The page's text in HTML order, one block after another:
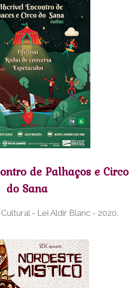
de Palhaços e Circo
do Sana
- Lei Aldir Blanc - 2020.